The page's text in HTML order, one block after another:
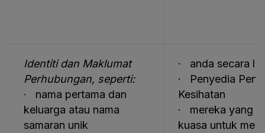
Identiti dan Maklumat
Perhubungan, seperti:
· nama pertama dan
keluarga atau nama
samaran unik
· anda secara
· Penyedia
Kesihatan
· mereka yang
kuasa untuk